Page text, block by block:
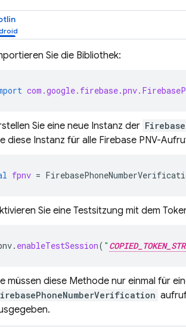
Sie die Bibliothek:
Sie eine neue Instanz der
diese Instanz für alle Firebase PNV-
fpnv =
Sie eine Testsitzung mit dem
. enableTestSession( "
müssen diese Methode nur einmal für